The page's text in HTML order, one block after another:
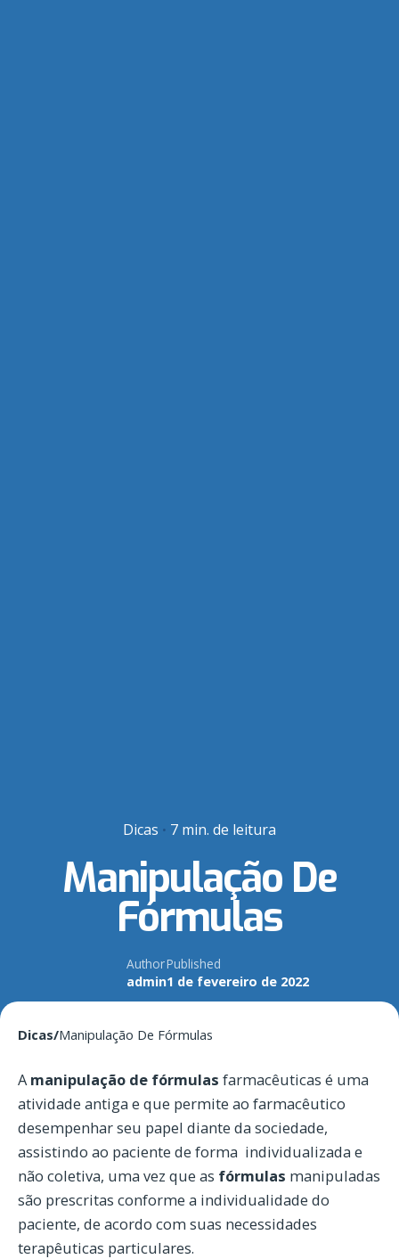
Dicas 7 min. de leitura
Manipulação De
Fórmulas
Author
admin
Published
1 de fevereiro de 2022
Dicas/Manipulação De Fórmulas
A manipulação de fórmulas farmacêuticas é uma
atividade antiga e que permite ao farmacêutico
desempenhar seu papel diante da sociedade,
assistindo ao paciente de forma individualizada e
não coletiva, uma vez que as fórmulas manipuladas
são prescritas conforme a individualidade do
paciente, de acordo com suas necessidades
terapêuticas particulares.